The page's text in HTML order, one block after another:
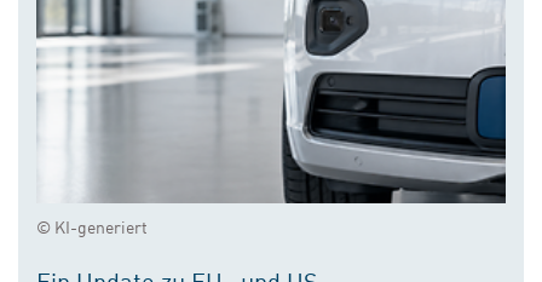
© KI-generiert